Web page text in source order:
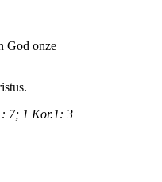
God onze
7; 1 Kor.1: 3